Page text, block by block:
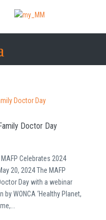
Doctor Day
Celebrates 2024
20, 2024 The MAFP
Day with a webinar
WONCA ‘Healthy Planet,